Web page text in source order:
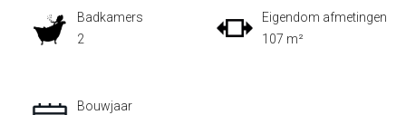
Badkamers
2
Eigendom afmetingen
107 m²
Bouwjaar